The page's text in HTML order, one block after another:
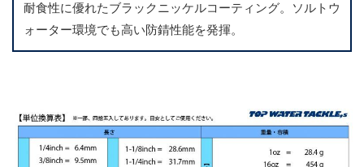
耐食性に優れたブラックニッケルコーティング。ソルトウ
ォーター環境でも高い防錆性能を発揮。